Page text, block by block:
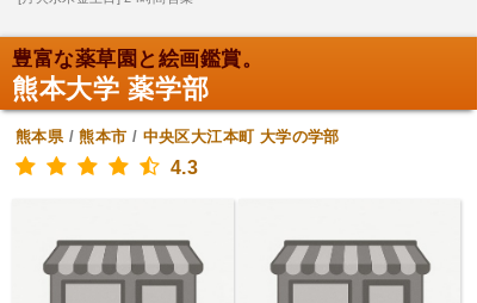
豊富な薬草園と絵画鑑賞。
熊本大学 薬学部
熊本県/熊本市 / 中央区大江本町 大学の学部
4.3